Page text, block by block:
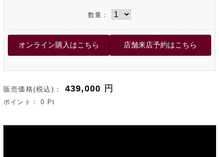
数量：
販売価格(税込)： 439,000 円
ポイント：0 Pt